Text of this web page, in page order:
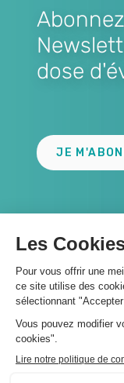
dose
JE
A propos 👇